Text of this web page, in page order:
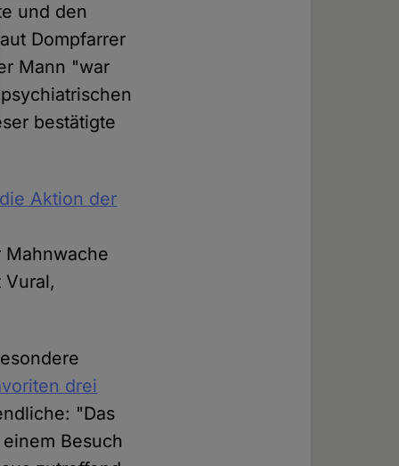
und den
Dompfarrer
Mann "war
bestätigte
Aktion der
Mahnwache
Vural,
drei
"Das
Besuch